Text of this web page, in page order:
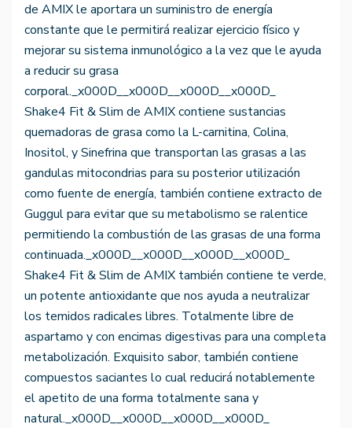
de AMIX le aportara un suministro de energía
constante que le permitirá realizar ejercicio físico y
mejorar su sistema inmunológico a la vez que le ayuda
a reducir su grasa
corporal._x000D__x000D__x000D__x000D_
Shake4 Fit & Slim de AMIX contiene sustancias
quemadoras de grasa como la L-carnitina, Colina,
Inositol, y Sinefrina que transportan las grasas a las
gandulas mitocondrias para su posterior utilización
como fuente de energía, también contiene extracto de
Guggul para evitar que su metabolismo se ralentice
permitiendo la combustión de las grasas de una forma
continuada._x000D__x000D__x000D__x000D_
Shake4 Fit & Slim de AMIX también contiene te verde,
un potente antioxidante que nos ayuda a neutralizar
los temidos radicales libres. Totalmente libre de
aspartamo y con encimas digestivas para una completa
metabolización. Exquisito sabor, también contiene
compuestos saciantes lo cual reducirá notablemente
el apetito de una forma totalmente sana y
natural._x000D__x000D__x000D__x000D_